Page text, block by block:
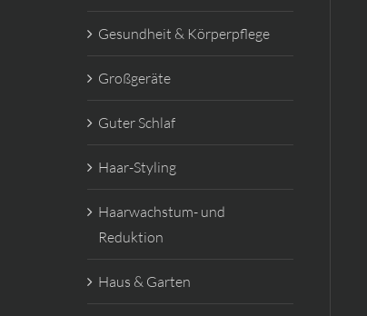
Gesundheit & Körperpflege
Großgeräte
Guter Schlaf
Haar-Styling
Haarwachstum- und
Reduktion
Haus & Garten